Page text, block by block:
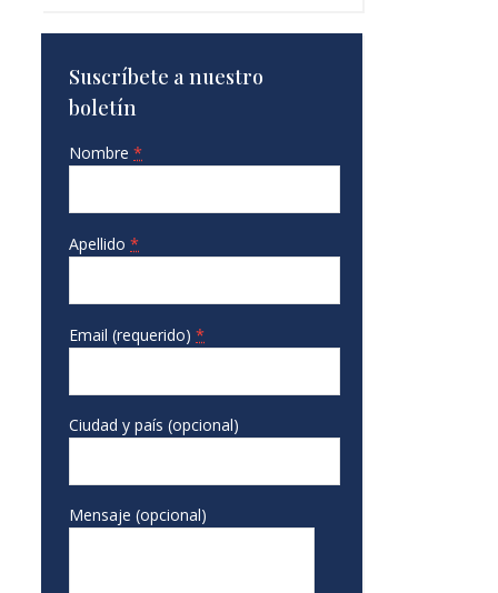
Suscríbete a nuestro
boletín
Nombre *
Apellido *
Email (requerido) *
Ciudad y país (opcional)
Mensaje (opcional)